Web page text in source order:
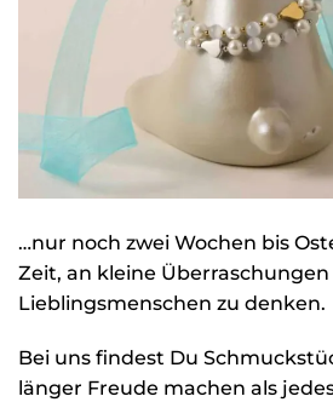
…nur noch zwei Wochen bis
Zeit, an kleine
Lieblingsmenschen zu denken.
Bei uns findest Du
länger Freude machen als